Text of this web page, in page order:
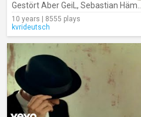
Gestört Aber GeiL , Sebastian Hämer
10 years | 8555 plays
kvrideutsch